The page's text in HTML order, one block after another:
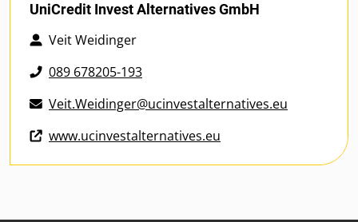
UniCredit Invest Alternatives GmbH
Veit Weidinger
089 678205-193
Veit.Weidinger@ucinvestalternatives.eu
www.ucinvestalternatives.eu